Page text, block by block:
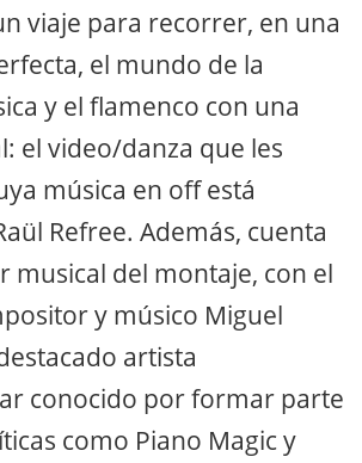
viaje para recorrer, en una
el mundo de la
y el flamenco con una
el video/danza que les
música en off está
Refree. Además, cuenta
musical del montaje, con el
y músico Miguel
artista
conocido por formar parte
como Piano Magic y